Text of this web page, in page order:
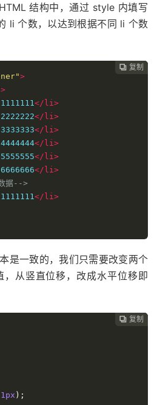
结构中，通过 style 内填写
li 个数，以达到根据不同 li 个数
 复制
 复制
 复制
 复制
>
>
</li>
</li>
</li>
</li>
</li>
</li>
据-->
</li>
是一致的，我们只需要改变两个
，从竖直位移，改成水平位移即
 复制
 复制
 复制
1px );